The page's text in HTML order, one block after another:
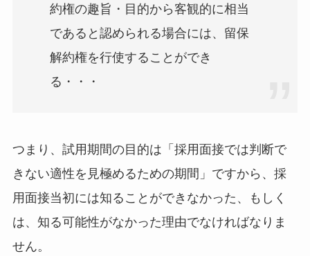
約権の趣旨・目的から客観的に相当
であると認められる場合には、留保
解約権を行使することができ
る・・・
つまり、試用期間の目的は「採用面接では判断で
きない適性を見極めるための期間」ですから、採
用面接当初には知ることができなかった、もしく
は、知る可能性がなかった理由でなければなりま
せん。